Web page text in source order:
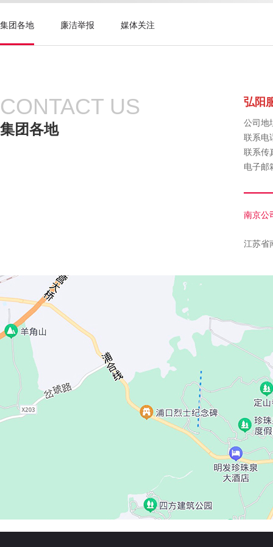
集团各地 廉洁举报 媒体关注
CONTACT US
集团各地
弘阳
公司地
联系电
联系传
电子邮
南京公
江苏省